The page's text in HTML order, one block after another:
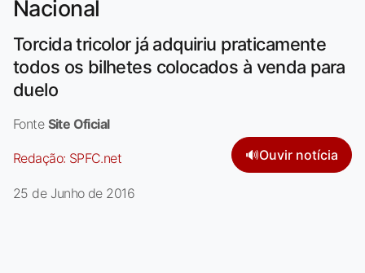
Nacional
Torcida tricolor já adquiriu praticamente
todos os bilhetes colocados à venda para
duelo
Fonte Site Oficial
Redação: SPFC.net 🔊Ouvir notícia
25 de Junho de 2016